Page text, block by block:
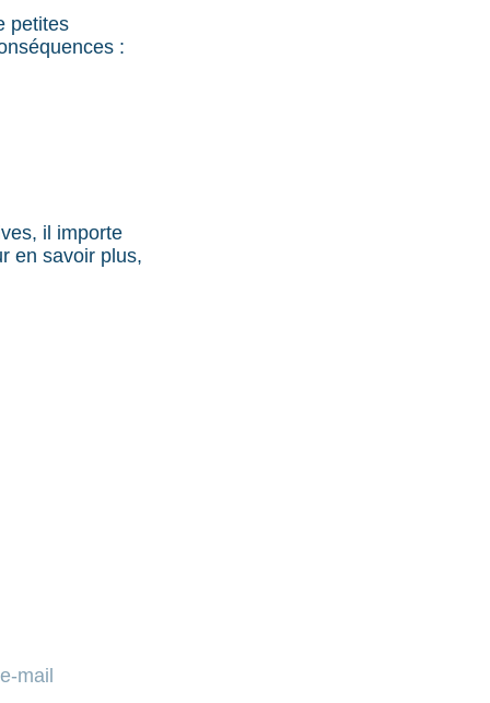
petites
:
il importe
en savoir plus,